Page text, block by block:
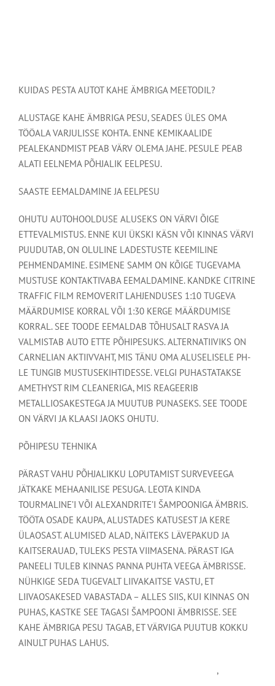
KUIDAS PESTA AUTOT KAHE ÄMBRIGA MEETODIL?
ALUSTAGE KAHE ÄMBRIGA PESU, SEADES ÜLES OMA
TÖÖALA VARJULISSE KOHTA. ENNE KEMIKAALIDE
PEALEKANDMIST PEAB VÄRV OLEMA JAHE. PESULE PEAB
ALATI EELNEMA PÕHJALIK EELPESU.
SAASTE EEMALDAMINE JA EELPESU
OHUTU AUTOHOOLDUSE ALUSEKS ON VÄRVI ÕIGE
ETTEVALMISTUS. ENNE KUI ÜKSKI KÄSN VÕI KINNAS VÄRVI
PUUDUTAB, ON OLULINE LADESTUSTE KEEMILINE
PEHMENDAMINE. ESIMENE SAMM ON KÕIGE TUGEVAMA
MUSTUSE KONTAKTIVABA EEMALDAMINE. KANDKE CITRINE
TRAFFIC FILM REMOVERIT LAHJENDUSES 1:10 TUGEVA
MÄÄRDUMISE KORRAL VÕI 1:30 KERGE MÄÄRDUMISE
KORRAL. SEE TOODE EEMALDAB TÕHUSALT RASVA JA
VALMISTAB AUTO ETTE PÕHIPESUKS. ALTERNATIIVIKS ON
CARNELIAN AKTIIVVAHT, MIS TÄNU OMA ALUSELISELE PH-
LE TUNGIB MUSTUSEKIHTIDESSE. VELGI PUHASTATAKSE
AMETHYST RIM CLEANERIGA, MIS REAGEERIB
METALLIOSAKESTEGA JA MUUTUB PUNASEKS. SEE TOODE
ON VÄRVI JA KLAASI JAOKS OHUTU.
PÕHIPESU TEHNIKA
PÄRAST VAHU PÕHJALIKKU LOPUTAMIST SURVEVEEGA
JÄTKAKE MEHAANILISE PESUGA. LEOTA KINDA
TOURMALINE’I VÕI ALEXANDRITE’I ŠAMPOONIGA ÄMBRIS.
TÖÖTA OSADE KAUPA, ALUSTADES KATUSEST JA KERE
ÜLAOSAST. ALUMISED ALAD, NÄITEKS LÄVEPAKUD JA
KAITSERAUAD, TULEKS PESTA VIIMASENA. PÄRAST IGA
PANEELI TULEB KINNAS PANNA PUHTA VEEGA ÄMBRISSE.
NÜHKIGE SEDA TUGEVALT LIIVAKAITSE VASTU, ET
LIIVAOSAKESED VABASTADA – ALLES SIIS, KUI KINNAS ON
PUHAS, KASTKE SEE TAGASI ŠAMPOONI ÄMBRISSE. SEE
KAHE ÄMBRIGA PESU TAGAB, ET VÄRVIGA PUUTUB KOKKU
AINULT PUHAS LAHUS.
,